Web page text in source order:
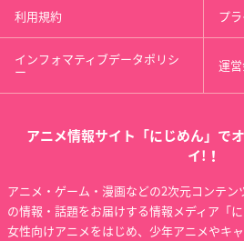
利用規約 プ
インフォマティブデータポリシ
ー 運
アニメ情報サイト「にじめん」で
イ!！
アニメ・ゲーム・漫画などの2次元コンテ
の情報・話題をお届けする情報メディア「に
女性向けアニメをはじめ、少年アニメやキ